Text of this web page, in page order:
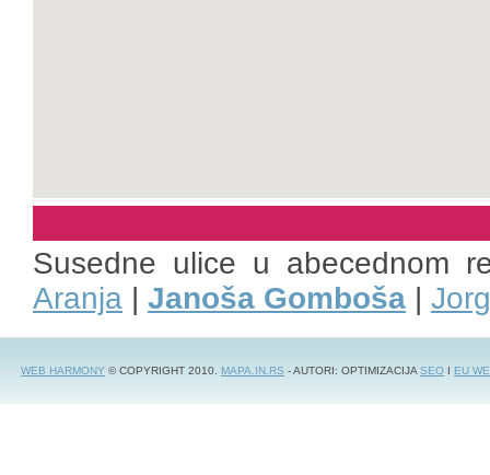
Susedne ulice u abecednom
Aranja | Janoša Gomboša |
WEB HARMONY © COPYRIGHT 2010. MAPA.IN.RS - AUTORI: OPTIMIZACIJA SEO I EU